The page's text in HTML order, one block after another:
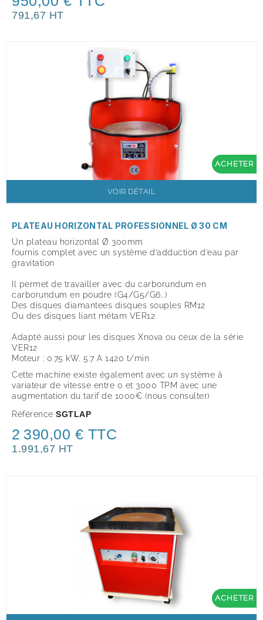
791,67 HT
ACHETER
VOIR DÉTAIL
PLATEAU HORIZONTAL PROFESSIONNEL Ø 30 CM
Un plateau horizontal Ø 300mm
fournis complet avec un système d’adduction d’eau par
gravitation
Il permet de travailler avec du carborundum en
carborundum en poudre (G4/G5/G6...)
Des disques diamantees disques souples RM12
Ou des disques liant métam VER12
Adapté aussi pour les disques Xnova ou ceux de la série
VER12
Moteur : 0.75 kW, 5.7 A 1420 t/min
Cette machine existe également avec un système à
variateur de vitesse entre 0 et 3000 TPM avec une
augmentation du tarif de 1000€ (nous consulter)
Référence SGTLAP
2 390,00 € TTC
1.991,67 HT
ACHETER